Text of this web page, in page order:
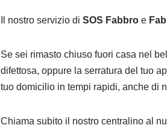
Il nostro servizio di SOS Fabbro e
Se sei rimasto chiuso fuori casa nel
difettosa, oppure la serratura del tuo
tuo domicilio in tempi rapidi, anche di
Chiama subito il nostro centralino al